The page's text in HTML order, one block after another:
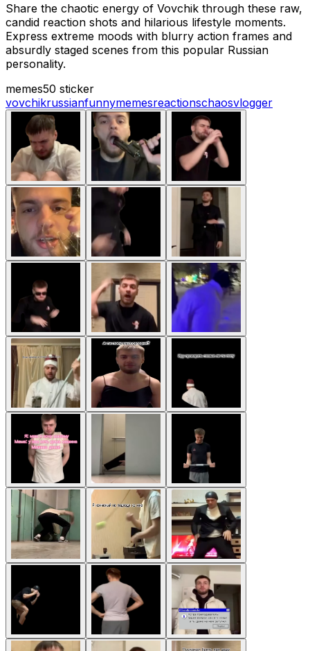
Share the chaotic energy of Vovchik through these raw,
candid reaction shots and hilarious lifestyle moments.
Express extreme moods with blurry action frames and
absurdly staged scenes from this popular Russian
personality.
memes50 sticker
vovchikrussianfunnymemesreactionschaosvlogger